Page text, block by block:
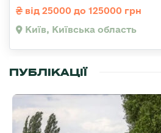
від 25000 до 125000 грн
Київ, Київська область
ПУБЛІКАЦІЇ